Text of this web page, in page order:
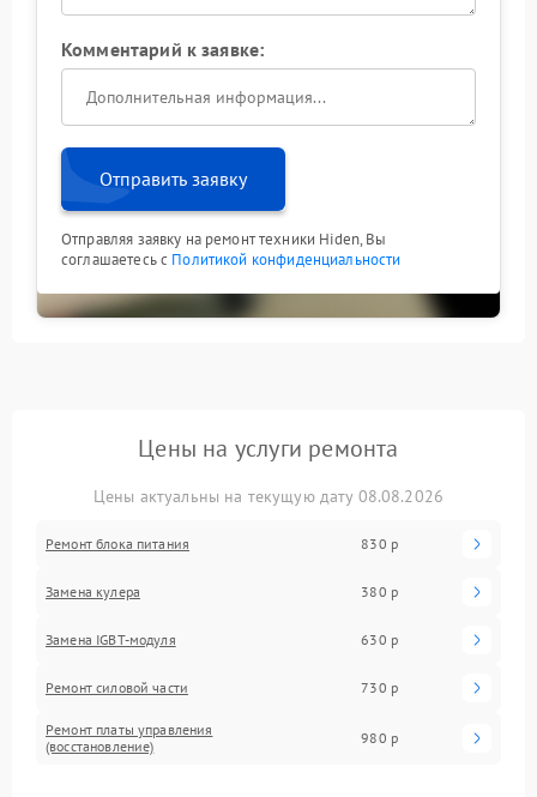
Комментарий к заявке:
Отправить заявку
Отправляя заявку на ремонт техники Hiden, Вы
соглашаетесь с Политикой конфиденциальности
Цены на услуги ремонта
Цены актуальны на текущую дату 08.08.2026
Ремонт блока питания 830 р
Замена кулера 380 р
Замена IGBT-модуля 630 р
Ремонт силовой части 730 р
Ремонт платы управления
(восстановление)
980 р